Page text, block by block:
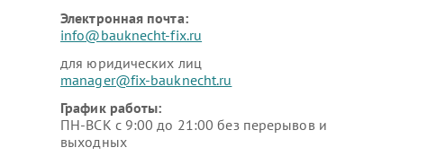
Электронная почта:
info@bauknecht-fix.ru
для юридических лиц
manager@fix-bauknecht.ru
График работы:
ПН-ВСК с 9:00 до 21:00 без перерывов и
выходных